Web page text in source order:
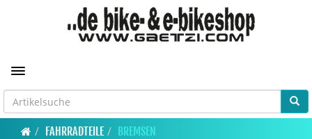
Toggle navigation
FAHRRADTEILE BREMSEN